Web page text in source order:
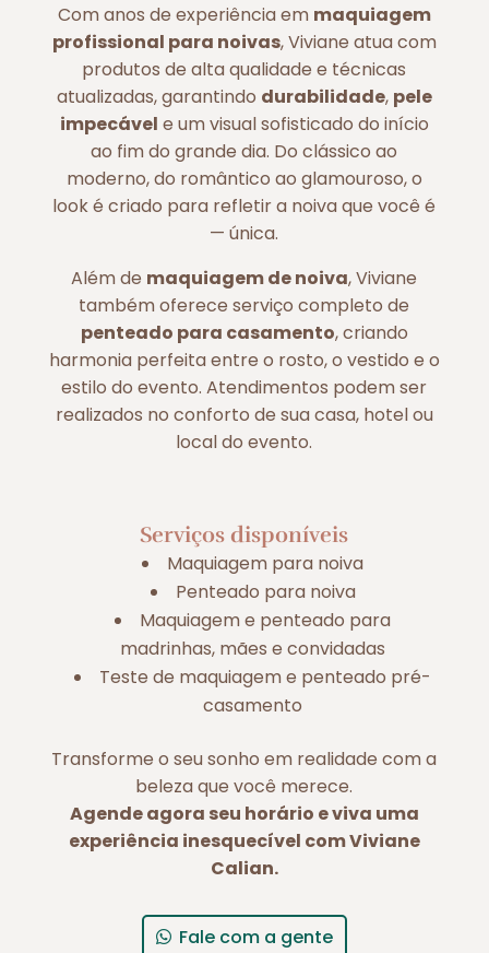
Com anos de experiência em maquiagem
profissional para noivas, Viviane atua com
produtos de alta qualidade e técnicas
atualizadas, garantindo durabilidade, pele
impecável e um visual sofisticado do início
ao fim do grande dia. Do clássico ao
moderno, do romântico ao glamouroso, o
look é criado para refletir a noiva que você é
— única.
Além de maquiagem de noiva, Viviane
também oferece serviço completo de
penteado para casamento, criando
harmonia perfeita entre o rosto, o vestido e o
estilo do evento. Atendimentos podem ser
realizados no conforto de sua casa, hotel ou
local do evento.
Serviços disponíveis
Maquiagem para noiva
Penteado para noiva
Maquiagem e penteado para
madrinhas, mães e convidadas
Teste de maquiagem e penteado pré-
casamento
Transforme o seu sonho em realidade com a
beleza que você merece.
Agende agora seu horário e viva uma
experiência inesquecível com Viviane
Calian.
Fale com a gente